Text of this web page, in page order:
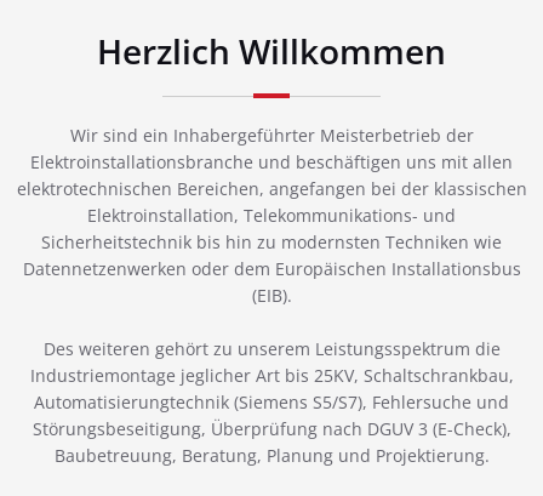
Herzlich Willkommen
Wir sind ein Inhabergeführter Meisterbetrieb der
Elektroinstallationsbranche und beschäftigen uns mit allen
elektrotechnischen Bereichen, angefangen bei der klassischen
Elektroinstallation, Telekommunikations- und
Sicherheitstechnik bis hin zu modernsten Techniken wie
Datennetzenwerken oder dem Europäischen Installationsbus
(EIB).
Des weiteren gehört zu unserem Leistungsspektrum die
Industriemontage jeglicher Art bis 25KV, Schaltschrankbau,
Automatisierungtechnik (Siemens S5/S7), Fehlersuche und
Störungsbeseitigung, Überprüfung nach DGUV 3 (E-Check),
Baubetreuung, Beratung, Planung und Projektierung.